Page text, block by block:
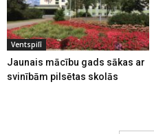
Ventspilī
Jaunais mācību gads sākas ar
svinībām pilsētas skolās